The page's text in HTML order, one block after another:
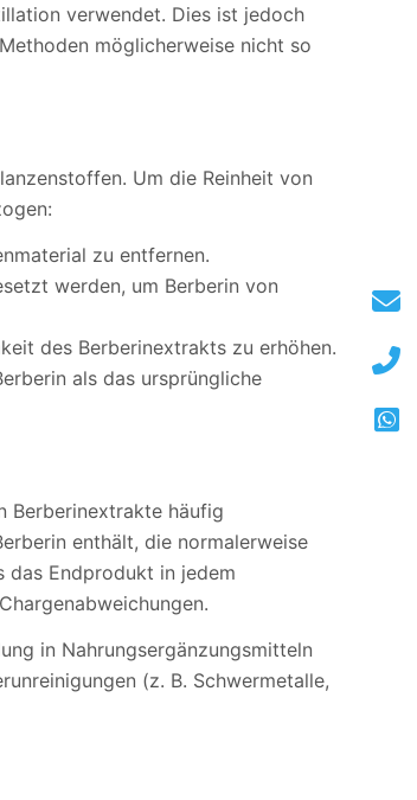
verwendet. Dies ist jedoch
möglicherweise nicht so
Um die Reinheit von
zu entfernen.
werden, um Berberin von
des Berberinextrakts zu erhöhen.
als das ursprüngliche
Berberinextrakte häufig
enthält, die normalerweise
das Endprodukt in jedem
in Nahrungsergänzungsmitteln
(z. B. Schwermetalle,